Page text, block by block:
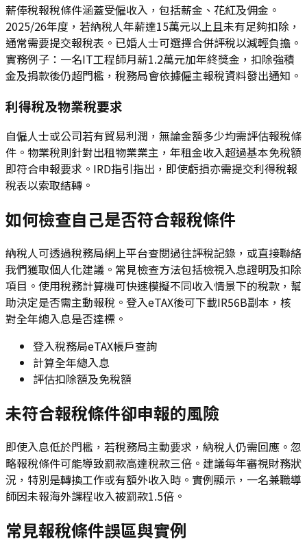
薪俸稅報稅條件涵蓋受僱收入，包括薪金、花紅及佣金。
2025/26年度，若納稅人年薪達15萬元以上且未有足夠扣除，
通常需要提交報稅表。已婚人士可選擇合併評稅以減輕負擔。
實務例子：一名IT工程師月薪1.2萬元加年終獎金，扣除強積
金及捐款後仍超門檻，稅務局會依據僱主報稅資料發出通知。
利得稅及物業稅要求
自僱人士或公司若有貿易利潤，無論金額多少均需評估報稅條
件。物業稅則針對出租物業業主，年租金收入超過基本免稅額
即符合申報要求。IRD指引指出，即使虧損亦需提交利得稅報
稅表以索取結轉。
如何檢查自己是否符合報稅條件
納稅人可透過稅務局網上平台查閱過往評稅記錄，或直接聯絡
我們獲取個人化建議。常見檢查方法包括檢視入息證明及扣除
項目。使用稅務計算機可快速模擬不同收入情景下的稅款，幫
助決定是否需主動報稅。登入eTAX後可下載IR56B副本，核
對全年總入息是否達標。
登入稅務局eTAX帳戶查詢
計算全年總入息
評估扣除額及免稅額
未符合報稅條件卻申報的風險
即使入息低於門檻，若稅務局主動要求，納稅人仍需回應。忽
略報稅條件可能導致罰款高達稅款三倍。建議每年審視財務狀
況，特別是轉換工作或有額外收入時。實例顯示，一名兼職導
師因未報海外課程收入被罰款1.5倍。
常見報稅條件誤區與實例